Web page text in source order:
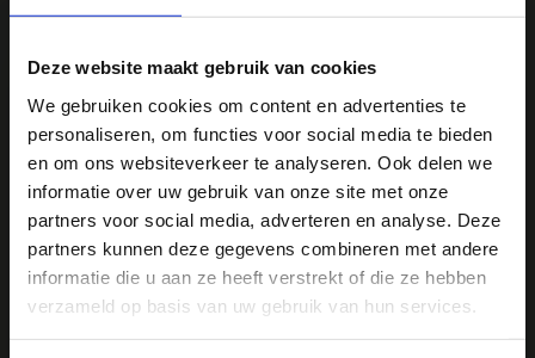
Deze website maakt gebruik van cookies
We gebruiken cookies om content en advertenties te
personaliseren, om functies voor social media te bieden
en om ons websiteverkeer te analyseren. Ook delen we
informatie over uw gebruik van onze site met onze
partners voor social media, adverteren en analyse. Deze
partners kunnen deze gegevens combineren met andere
informatie die u aan ze heeft verstrekt of die ze hebben
verzameld op basis van uw gebruik van hun services.
Mani Vivendi gezondheidsproducten: Net dat
beetje extra!
Mani Vivendi heeft bijna 25 jaar ervaring met effectieve,
duurzame producten die de gezondheid in het algemeen
bevorderen en klachten helpen voorkomen.
Contact opnemen
Ja, ik wil 5% korting op mijn
volgende bestelling!
Ontvang direct 5% kortingop je volgende aankoop en
profiteer maandelijks van hoge kortingen door je te
abonneren op onze leuke nieuwsbrief! 😀